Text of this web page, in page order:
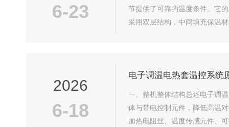
6-23
节提供了可靠的温度条件。它
采用双层结构，中间填充保温
2026
6-18
电子调温电热套温控系统
一、整机整体结构总述电子调
体与带电控制元件，降低高温
加热电阻丝、温度传感元件、